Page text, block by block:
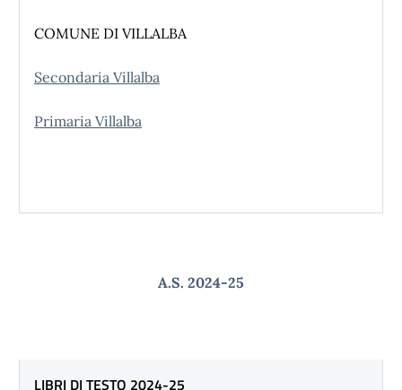
COMUNE DI VILLALBA
Secondaria Villalba
Primaria Villalba
A.S. 2024-25
LIBRI DI TESTO 2024-25